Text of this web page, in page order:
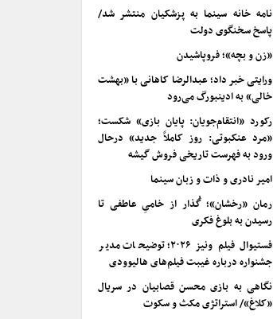
نامه خانه سینما به پزشکیان منتشر شد/
پاسخ سخنگوی دولت
«زن و بچه»؛ فروپاشیدن
ورایتی خبر داد؛ عبدالرضا کاهانی با «بهشت
خالی» به ادینبورگ می‌رود
رکورد «انتقام‌جویان: پایان بازی» شکست؛
«مرد عنکبوتی: روز کاملاً جدید» درحال
ورود به فهرست تاریخی فروش گیشه
امیر نادری و ذات و زبان سینما
رمان «رخشان»؛ گُذار از خامیِ عاطفی تا
رسیدن به بلوغ فکری
فستیوال فیلم ونیز ۲۰۲۶؛ توضیحات مدیر
جشنواره درباره غیبت فیلم‌های هالیوودی
نگاهی به بازی محسن قصابیان در سریال
«کلاغ»/ استراتژی مکث و سکوت